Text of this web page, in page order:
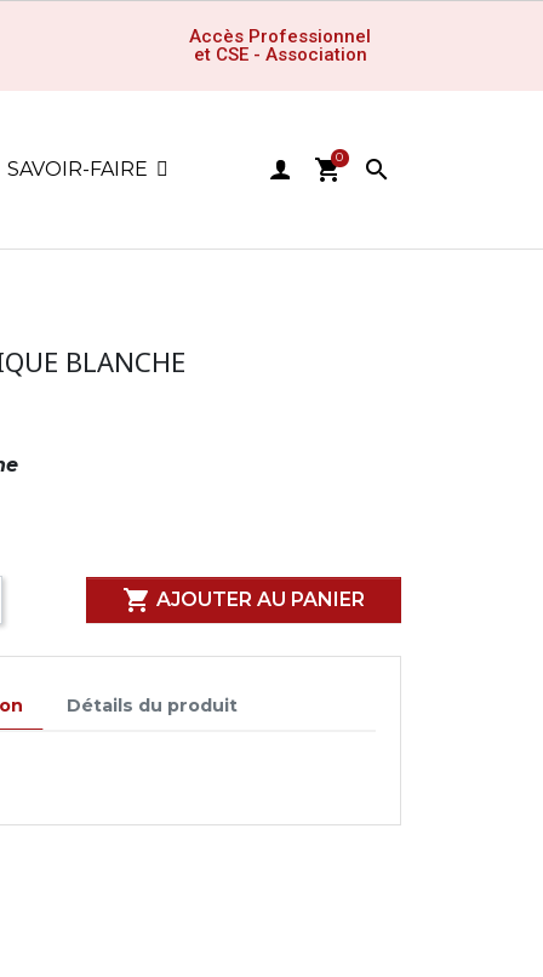
Accès Professionnel
et CSE - Association
SAVOIR-FAIRE shopping_cart
0 
BLANCHE
 AJOUTER AU PANIER
Détails du produit